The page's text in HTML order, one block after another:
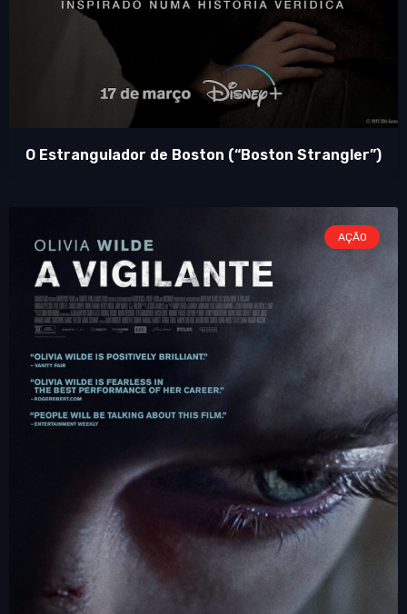
O Estrangulador de Boston (“Boston Strangler”)
AÇÃO